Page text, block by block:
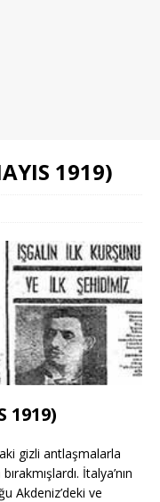
1919)
1919)
gizli antlaşmalarla
İtalya’nın
Akdeniz’deki ve